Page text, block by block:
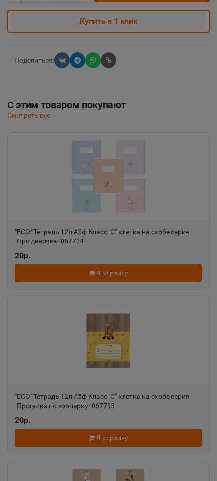
Купить в 1 клик
Поделиться:
С этим товаром покупают
Смотреть все
"ECO" Тетрадь 12л А5ф Класс "С" клетка на скобе серия
-Про девочек- 067764
20р.
В корзину
"ECO" Тетрадь 12л А5ф Класс "С" клетка на скобе серия
-Прогулка по зоопарку- 067763
20р.
В корзину